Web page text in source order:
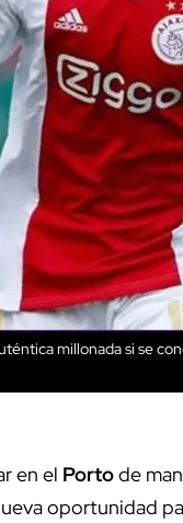
millonada si se
en el Portode
oportunidad